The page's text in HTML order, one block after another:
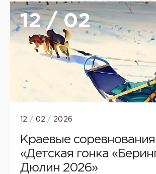
12 / 02
12 / 02 / 2026
Краевые соревнования
«Детская гонка
Дюлин 2026»